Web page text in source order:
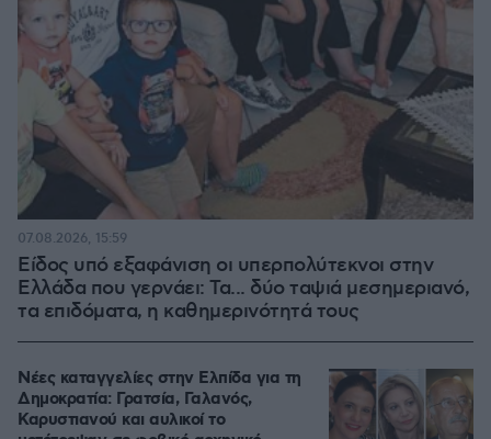
Είδος υπό εξαφάνιση οι υπερπολύτεκνοι στην
Ελλάδα που γερνάει: Τα... δύο ταψιά μεσημεριανό,
τα επιδόματα, η καθημερινότητά τους
07.08.2026, 15:59
Νέες καταγγελίες στην Ελπίδα για τη
Δημοκρατία: Γρατσία, Γαλανός,
Καρυστιανού και αυλικοί το